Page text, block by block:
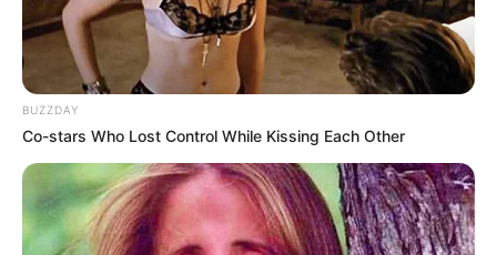
BUZZDAY
Co-stars Who Lost Control While Kissing Each Other